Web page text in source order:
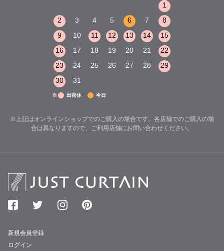
1
2
3 4 5 6 7
8
9
10 11 12 13 14
15
16
17 18 19 20 21
22
23
24 25 26 27 28
29
30
31
※ 出荷休 今日
※上記はオンラインショップでのご購入の場合です。各店舗でのご購入の場
合は異なりますので、ご利用店舗にお問い合わせください。
新規会員登録
ログイン